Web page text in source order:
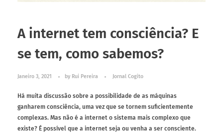
A internet tem consciência? E
se tem, como sabemos?
Janeiro 3, 2021 by Rui Pereira Jornal Cogito
Há muita discussão sobre a possibilidade de as máquinas
ganharem consciência, uma vez que se tornem suficientemente
complexas. Mas não é a internet o sistema mais complexo que
existe? É possível que a internet seja ou venha a ser consciente.